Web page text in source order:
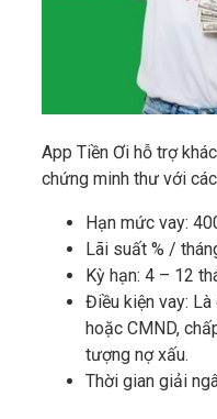
App Tiền Ơi hỗ trợ
chứng minh thư với
Hạn mức vay:
Lãi suất % /
Kỳ hạn: 4 – 12
Điều kiện vay: Là
hoặc CMND,
tượng nợ xấu.
Thời gian giải